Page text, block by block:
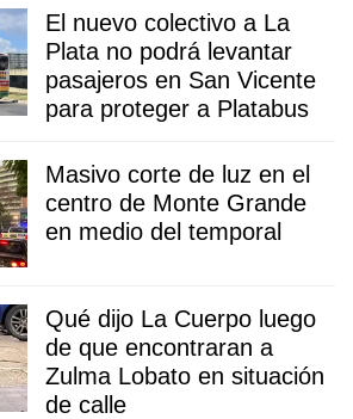
El nuevo colectivo a La
Plata no podrá levantar
pasajeros en San Vicente
para proteger a Platabus
Masivo corte de luz en el
centro de Monte Grande
en medio del temporal
Qué dijo La Cuerpo luego
de que encontraran a
Zulma Lobato en situación
de calle